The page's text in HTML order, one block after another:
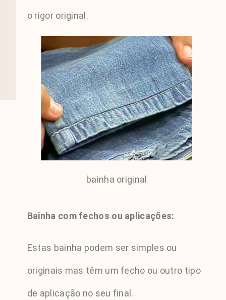
o rigor original.
bainha original
Bainha com fechos ou aplicações:
Estas bainha podem ser simples ou
originais mas têm um fecho ou outro tipo
de aplicação no seu final.